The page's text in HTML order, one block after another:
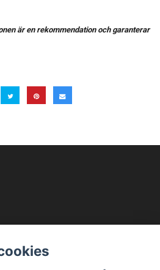
är en rekommendation och garanterar